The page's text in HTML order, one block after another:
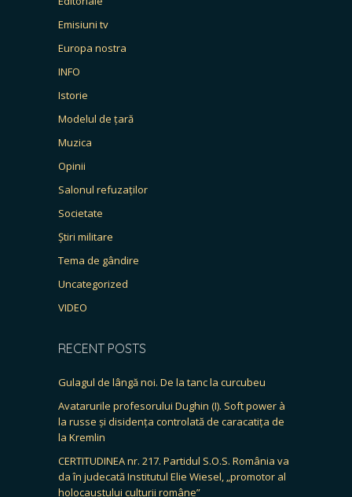
Emisiuni tv
Europa nostra
INFO
Istorie
Modelul de țară
Muzica
Opinii
Salonul refuzaților
Societate
Știri militare
Tema de gândire
Uncategorized
VIDEO
RECENT POSTS
Gulagul de lângă noi. De la tanc la curcubeu
Avatarurile profesorului Dughin (I). Soft power à
la russe și disidența controlată de caracatița de
la Kremlin
CERTITUDINEA nr. 217. Partidul S.O.S. România va
da în judecată Institutul Elie Wiesel, „promotor al
holocaustului culturii române”